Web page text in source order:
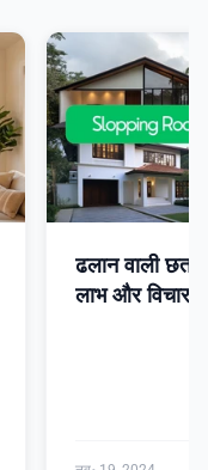
ढलान वाली छत
लाभ और विचार के